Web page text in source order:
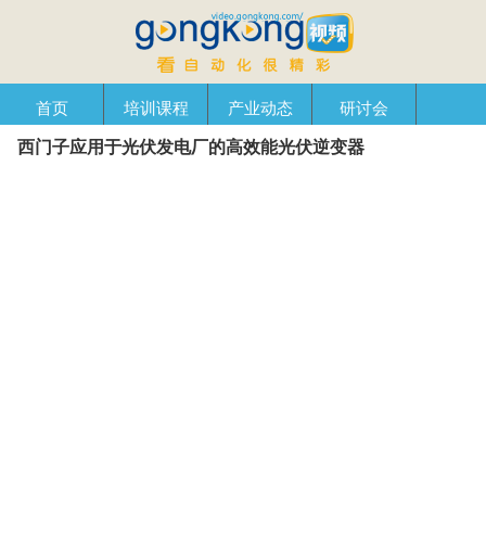
首页 培训课程 产业动态
研讨会
产品在线
自动化播客 创新管理 企业视窗
西门子应用于光伏发电厂的高效能光伏逆变器